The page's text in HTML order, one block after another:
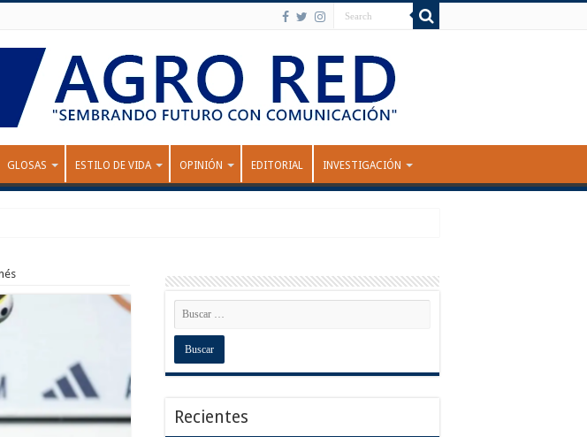
GLOSAS ESTILO DE VIDA OPINIÓN EDITORIAL INVESTIGACIÓN
Recientes